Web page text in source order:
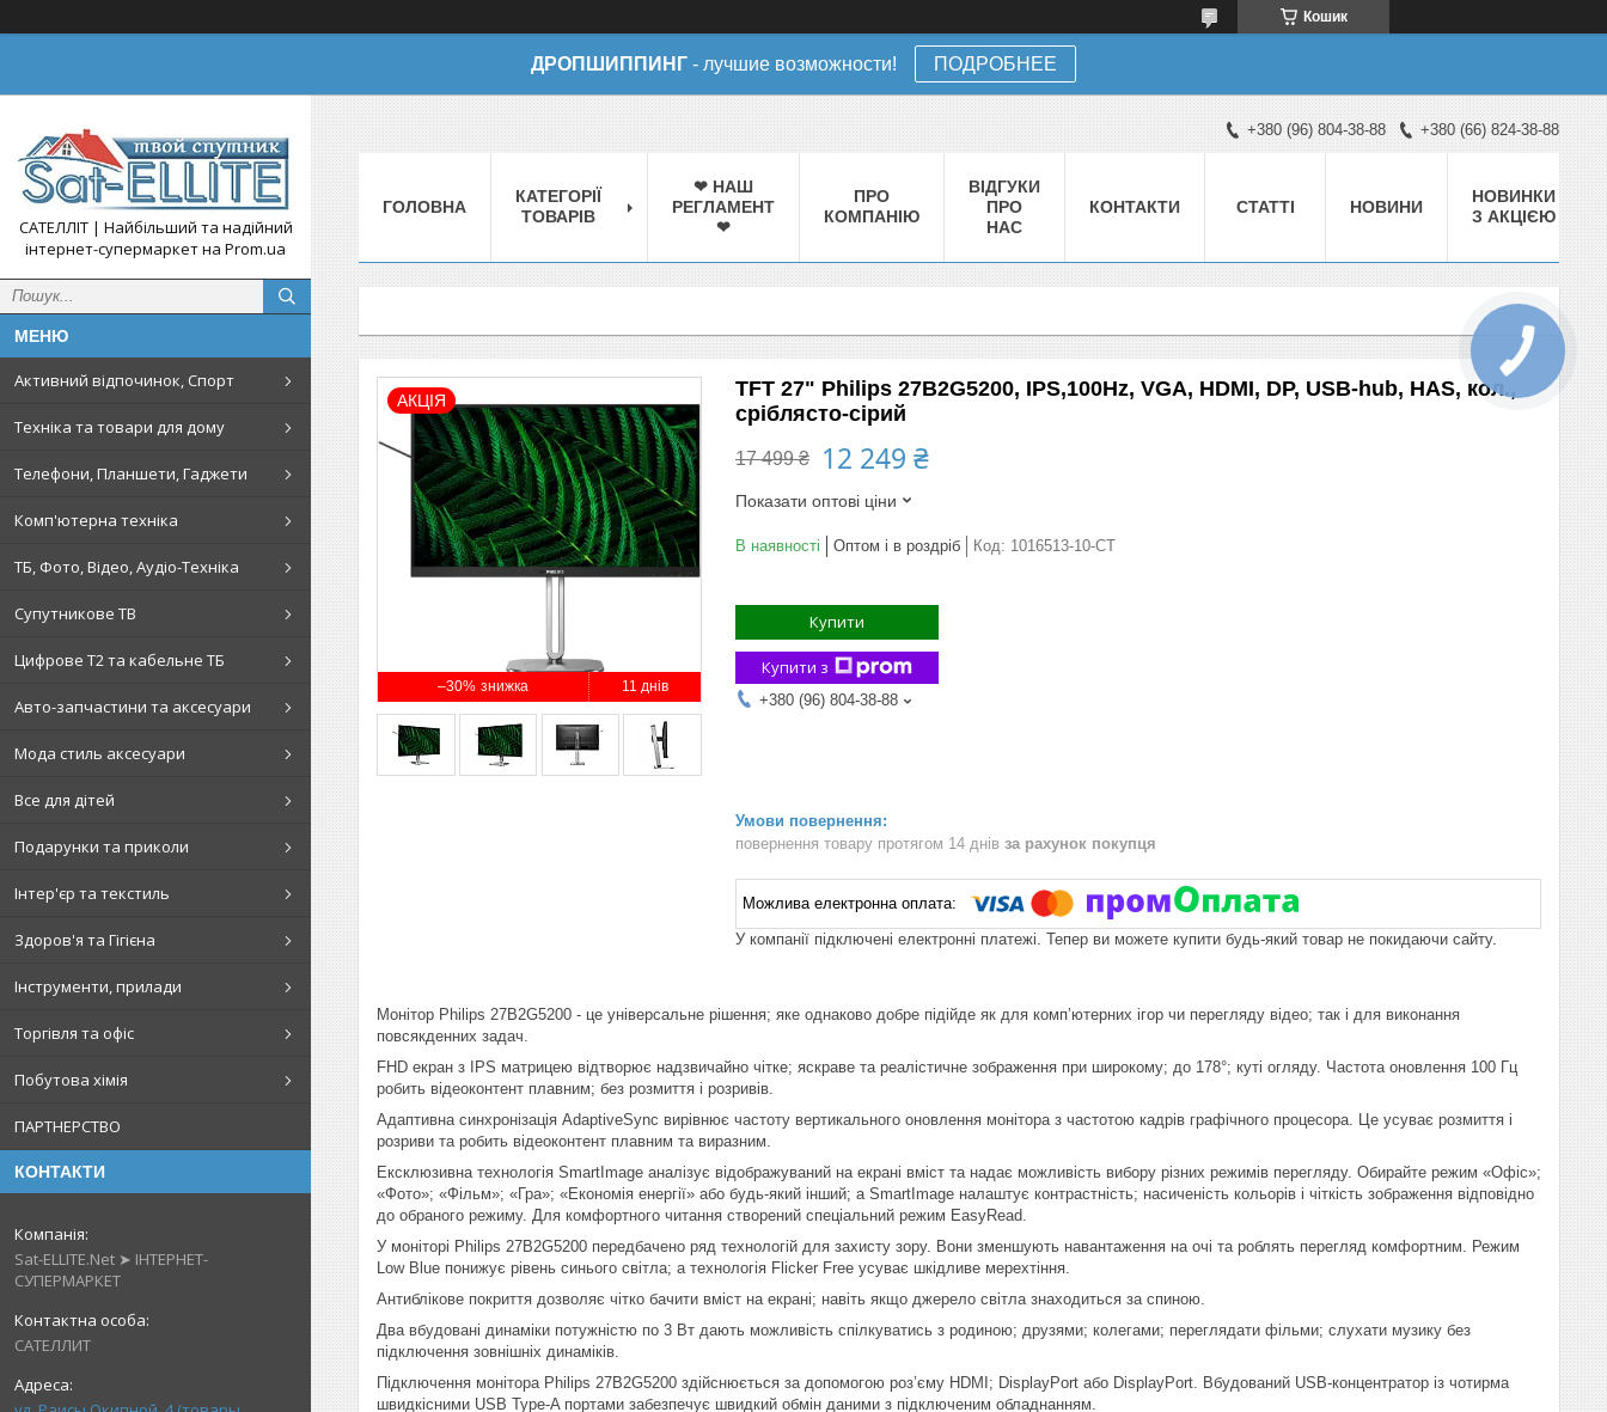
Кошик
ДРОПШИППИНГ - лучшие возможности! ПОДРОБНЕЕ
САТЕЛЛІТ | Найбільший та надійний
інтернет-супермаркет на Prom.ua
Активний відпочинок, Спорт
Техніка та товари для дому
Телефони, Планшети, Гаджети
Комп'ютерна техніка
ТБ, Фото, Відео, Аудіо-Техніка
Супутникове ТВ
Цифрове Т2 та кабельне ТБ
Авто-запчастини та аксесуари
Мода стиль аксесуари
Все для дітей
Подарунки та приколи
Інтер'єр та текстиль
Здоров'я та Гігієна
Інструменти, прилади
Торгівля та офіс
Побутова хімія
ПАРТНЕРСТВО
КОНТАКТИ
Sat-ELLITE.Net ➤ ІНТЕРНЕТ-
СУПЕРМАРКЕТ
САТЕЛЛИТ
+380 (96) 804-38-88 +380 (66) 824-38-88
ГОЛОВНА
КАТЕГОРІЇ
ТОВАРІВ
❤ НАШ
РЕГЛАМЕНТ
❤
ПРО
КОМПАНІЮ
ВІДГУКИ
ПРО
НАС
КОНТАКТИ СТАТТІ НОВИНИ
НОВИНКИ
З АКЦІЄЮ
–30% 11 днів
АКЦІЯ
TFT 27" Philips 27B2G5200, IPS,100Hz, VGA, HDMI, DP, USB-hub, HAS, кол.,
сріблясто-сірий
17 499 ₴ 12 249 ₴
Показати оптові ціни
В наявності Оптом і в роздріб Код: 1016513-10-СТ
Купити
Купити з
+380 (96) 804-38-88
повернення товару протягом 14 днів за рахунок покупця
У компанії підключені електронні платежі. Тепер ви можете купити будь-який товар не покидаючи сайту.
Монітор Philips 27B2G5200 - це універсальне рішення; яке однаково добре підійде як для комп’ютерних ігор чи перегляду відео; так і для виконання
повсякденних задач.
FHD екран з IPS матрицею відтворює надзвичайно чітке; яскраве та реалістичне зображення при широкому; до 178°; куті огляду. Частота оновлення 100 Гц
робить відеоконтент плавним; без розмиття і розривів.
Адаптивна синхронізація AdaptiveSync вирівнює частоту вертикального оновлення монітора з частотою кадрів графічного процесора. Це усуває розмиття і
розриви та робить відеоконтент плавним та виразним.
Ексклюзивна технологія SmartImage аналізує відображуваний на екрані вміст та надає можливість вибору різних режимів перегляду. Обирайте режим «Офіс»;
«Фото»; «Фільм»; «Гра»; «Економія енергії» або будь-який інший; а SmartImage налаштує контрастність; насиченість кольорів і чіткість зображення відповідно
до обраного режиму. Для комфортного читання створений спеціальний режим EasyRead.
У моніторі Philips 27B2G5200 передбачено ряд технологій для захисту зору. Вони зменшують навантаження на очі та роблять перегляд комфортним. Режим
Low Blue понижує рівень синього світла; а технологія Flicker Free усуває шкідливе мерехтіння.
Антиблікове покриття дозволяє чітко бачити вміст на екрані; навіть якщо джерело світла знаходиться за спиною.
Два вбудовані динаміки потужністю по 3 Вт дають можливість спілкуватись з родиною; друзями; колегами; переглядати фільми; слухати музику без
підключення зовнішніх динаміків.
Підключення монітора Philips 27B2G5200 здійснюється за допомогою роз’єму HDMI; DisplayPort або DisplayPort. Вбудований USB-концентратор із чотирма
швидкісними USB Type-A портами забезпечує швидкий обмін даними з підключеним обладнанням.